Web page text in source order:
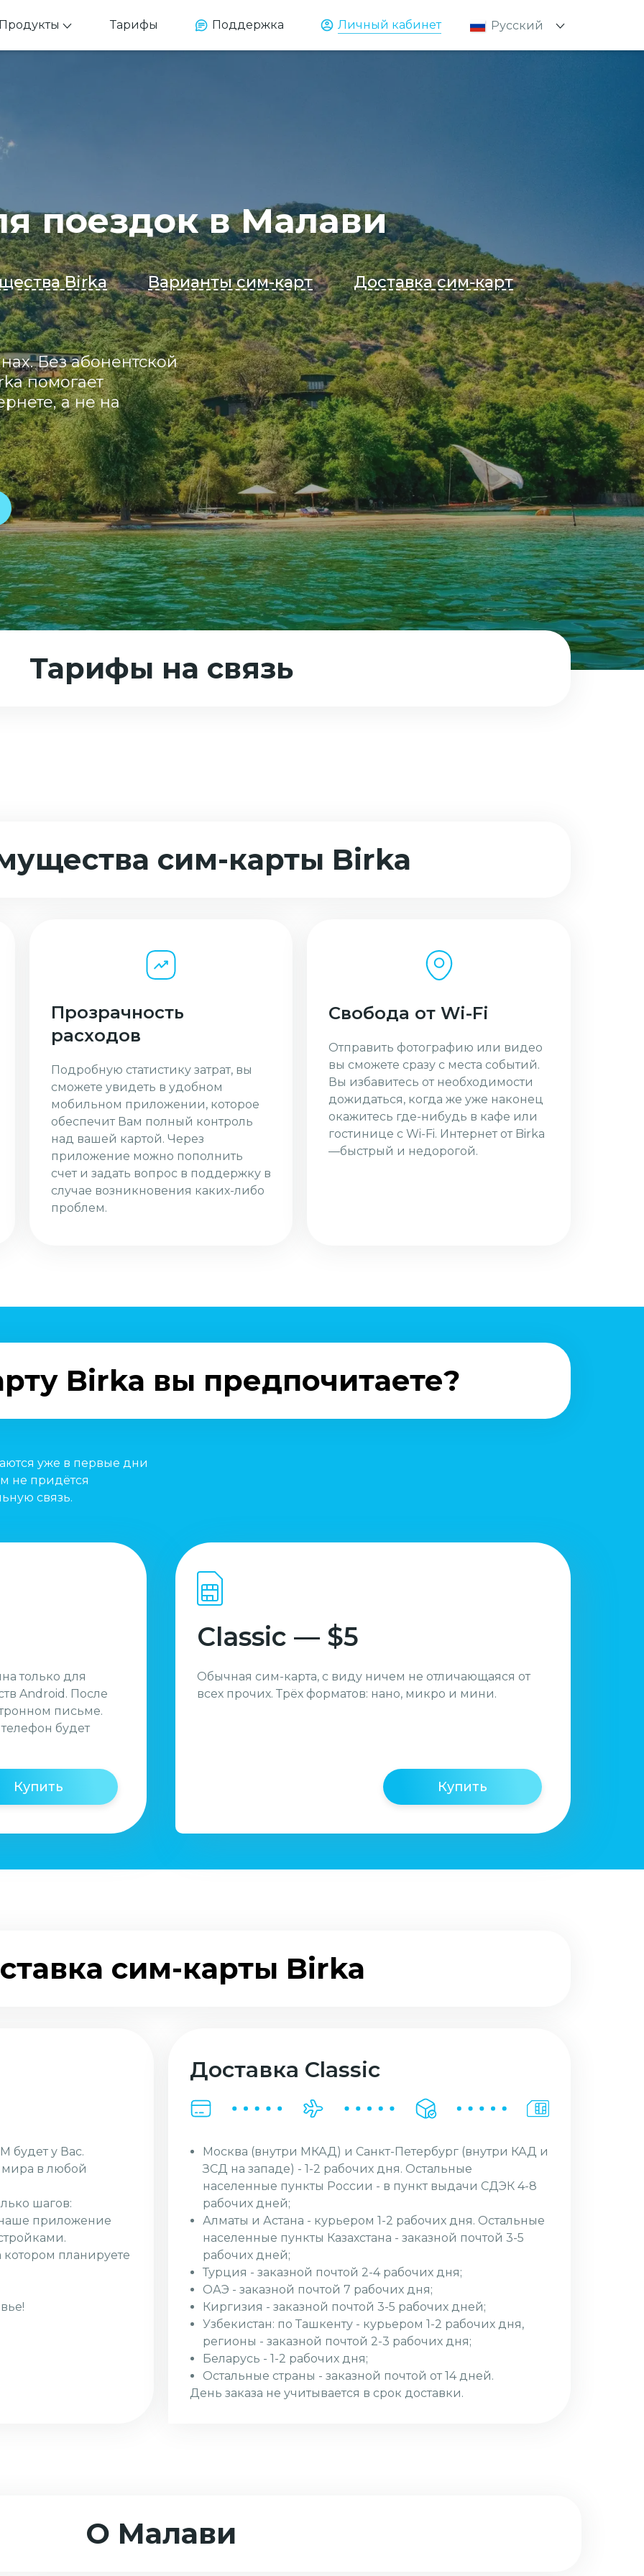
Тарифы Поддержка Личный кабинет
Русский
Қазақ
поездок в Малави
Birka Варианты сим-карт Доставка сим-карт
Без абонентской
помогает
а не на
Тарифы на связь
сим-карты Birka
Прозрачность
расходов
Подробную статистику затрат, вы
сможете увидеть в удобном
мобильном приложении, которое
обеспечит Вам полный контроль
над вашей картой. Через
приложение можно пополнить
счет и задать вопрос в поддержку в
случае возникновения каких-либо
проблем.
Свобода от Wi-Fi
Отправить фотографию или видео
вы сможете сразу с места событий.
Вы избавитесь от необходимости
дожидаться, когда же уже наконец
окажитесь где-нибудь в кафе или
гостинице с Wi-Fi. Интернет от Birka
—быстрый и недорогой.
Birka вы предпочитаете?
уже в первые дни
не придётся
связь.
только для
Android. После
письме.
будет
Купить
Classic — $5
Обычная сим-карта, с виду ничем не отличающаяся от
всех прочих. Трёх форматов: нано, микро и мини.
Купить
сим-карты Birka
будет у Вас.
мира в любой
шагов:
наше приложение
котором планируете
Доставка Classic
Москва (внутри МКАД) и Санкт-Петербург (внутри КАД и
ЗСД на западе) - 1-2 рабочих дня. Остальные
населенные пункты России - в пункт выдачи СДЭК 4-8
рабочих дней;
Алматы и Астана - курьером 1-2 рабочих дня. Остальные
населенные пункты Казахстана - заказной почтой 3-5
рабочих дней;
Турция - заказной почтой 2-4 рабочих дня;
ОАЭ - заказной почтой 7 рабочих дня;
Киргизия - заказной почтой 3-5 рабочих дней;
Узбекистан: по Ташкенту - курьером 1-2 рабочих дня,
регионы - заказной почтой 2-3 рабочих дня;
Беларусь - 1-2 рабочих дня;
Остальные страны - заказной почтой от 14 дней.
День заказа не учитывается в срок доставки.
О Малави